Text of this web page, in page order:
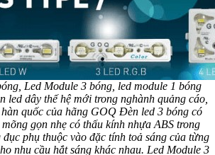
Led Module 3 bóng, led module 1 bóng
led dây thế hệ mới trong nghành quảng cáo,
quốc của hãng GOQ Đèn led 3 bóng có
gọn nhẹ có thấu kính nhựa ABS trong
đục phụ thuộc vào đặc tính toả sáng của từng
nhu cầu hắt sáng khác nhau. Led Module 3